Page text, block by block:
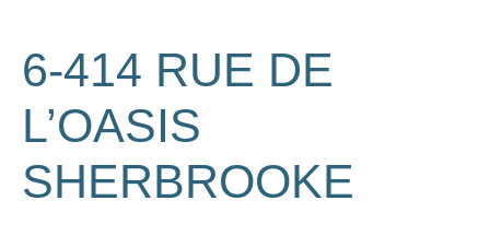
6-414 RUE DE
L’OASIS
SHERBROOKE